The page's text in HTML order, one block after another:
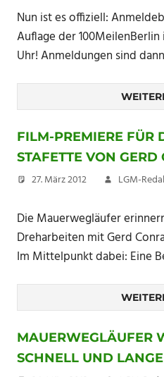
Nun ist es offiziell:
Auflage der 100MeilenBerlin
Uhr! Anmeldungen sind dann
FILM-PREMIERE FÜR
STAFETTE VON GERD
27. März 2012 LGM-
Die Mauerwegläufer
Dreharbeiten mit Gerd
Im Mittelpunkt dabei: Eine
MAUERWEGLÄUFER
SCHNELL UND